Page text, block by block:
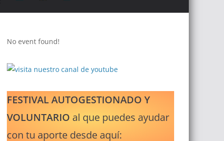
No event found!
FESTIVAL AUTOGESTIONADO Y
VOLUNTARIO al que puedes ayudar
con tu aporte desde aquí: